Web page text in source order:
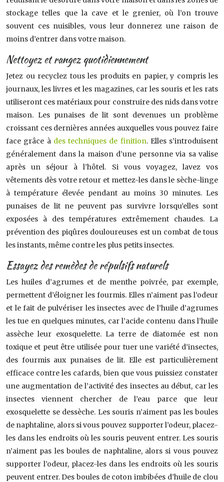
stockage telles que la cave et le grenier, où l’on trouve
souvent ces nuisibles, vous leur donnerez une raison de
moins d’entrer dans votre maison.
Nettoyez et rangez quotidiennement
Jetez ou recyclez tous les produits en papier, y compris les
journaux, les livres et les magazines, car les souris et les rats
utiliseront ces matériaux pour construire des nids dans votre
maison. Les punaises de lit sont devenues un problème
croissant ces dernières années auxquelles vous pouvez faire
face grâce à des techniques de finition. Elles s’introduisent
généralement dans la maison d’une personne via sa valise
après un séjour à l’hôtel. Si vous voyagez, lavez vos
vêtements dès votre retour et mettez-les dans le sèche-linge
à température élevée pendant au moins 30 minutes. Les
punaises de lit ne peuvent pas survivre lorsqu’elles sont
exposées à des températures extrêmement chaudes. La
prévention des piqûres douloureuses est un combat de tous
les instants, même contre les plus petits insectes.
Essayez des remèdes de répulsifs naturels
Les huiles d’agrumes et de menthe poivrée, par exemple,
permettent d’éloigner les fourmis. Elles n’aiment pas l’odeur
et le fait de pulvériser les insectes avec de l’huile d’agrumes
les tue en quelques minutes, car l’acide contenu dans l’huile
assèche leur exosquelette. La terre de diatomée est non
toxique et peut être utilisée pour tuer une variété d’insectes,
des fourmis aux punaises de lit. Elle est particulièrement
efficace contre les cafards, bien que vous puissiez constater
une augmentation de l’activité des insectes au début, car les
insectes viennent chercher de l’eau parce que leur
exosquelette se dessèche. Les souris n’aiment pas les boules
de naphtaline, alors si vous pouvez supporter l’odeur, placez-
les dans les endroits où les souris peuvent entrer. Les souris
n’aiment pas les boules de naphtaline, alors si vous pouvez
supporter l’odeur, placez-les dans les endroits où les souris
peuvent entrer. Des boules de coton imbibées d’huile de clou